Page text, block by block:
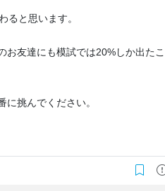
ると思います。
お友達にも模試では20%しか出たこ
挑んでください。